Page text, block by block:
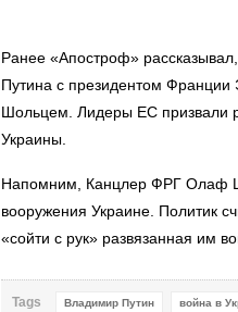
Ранее «Апостроф» рассказывал,
Путина с президентом
Шольцем. Лидеры ЕС призвали
Украины.
Напомним, Канцлер ФРГ Олаф
вооружения Украине . Политик
«сойти с рук» развязанная им
Tags Владимир Путин война в